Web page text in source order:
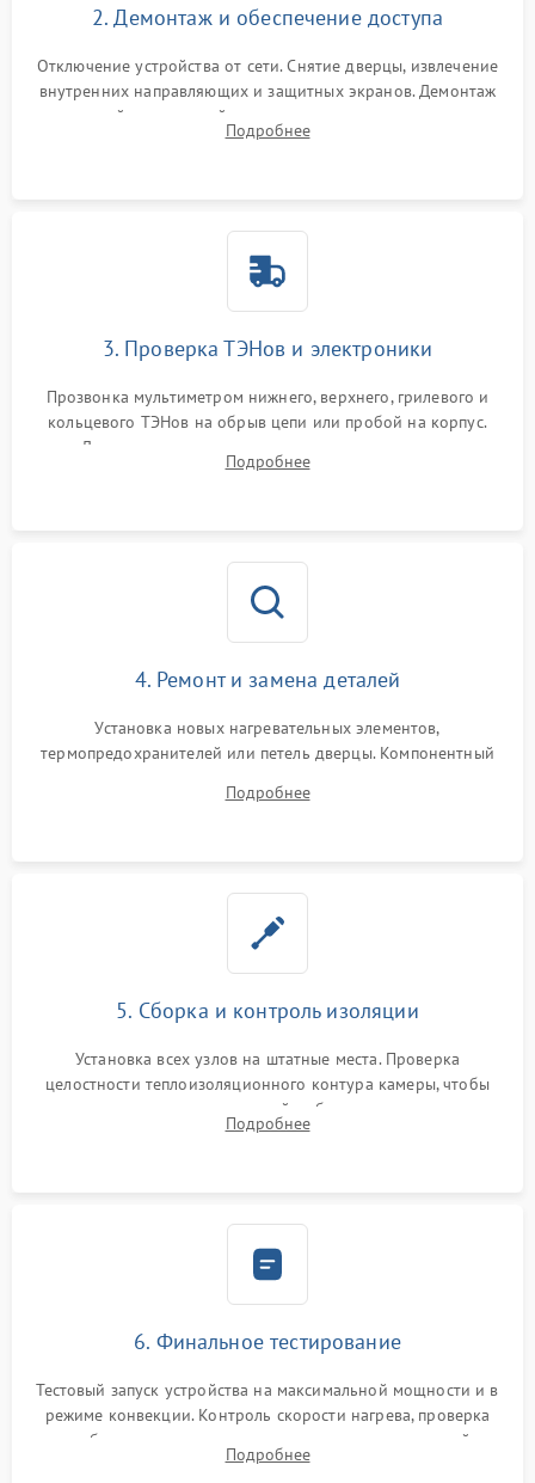
2. Демонтаж и обеспечение доступа
Отключение устройства от сети. Снятие дверцы, извлечение
внутренних направляющих и защитных экранов. Демонтаж
задней или верхней панели для прямого доступа к
нагревательным элементам, плате и вентиляторам.
Подробнее
3. Проверка ТЭНов и электроники
Прозвонка мультиметром нижнего, верхнего, грилевого и
кольцевого ТЭНов на обрыв цепи или пробой на корпус.
Диагностика термостата, датчиков температуры,
переключателя режимов и мотора конвекции.
Подробнее
4. Ремонт и замена деталей
Установка новых нагревательных элементов,
термопредохранителей или петель дверцы. Компонентный
выгоревших реле, восстановление контактов и замена
Подробнее
5. Сборка и контроль изоляции
Установка всех узлов на штатные места. Проверка
целостности теплоизоляционного контура камеры, чтобы
исключить перегрев кухонной мебели и потерю тепла.
Надежная фиксация клемм и сборка корпуса шкафа.
Подробнее
6. Финальное тестирование
Тестовый запуск устройства на максимальной мощности и в
режиме конвекции. Контроль скорости нагрева, проверка
срабатывания термостата при достижении заданной
температуры и тест на отсутствие утечек тока.
Подробнее